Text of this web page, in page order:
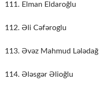
111. Elman Eldaroğlu
112. Əli Cəfəroglu
113. Əvəz Mahmud Lələdağ
114. Ələsgər Əlioğlu